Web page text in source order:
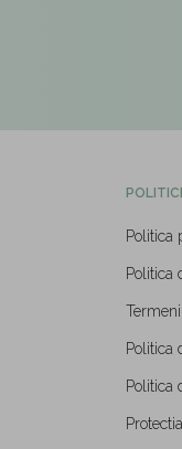
POLITICI
Politica
Politica
Politica
Politica